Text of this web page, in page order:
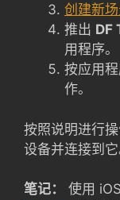
创建新
推出 DF
用程序。
按应用
作。
按照说明进行
设备并连接到它
笔记：
使用